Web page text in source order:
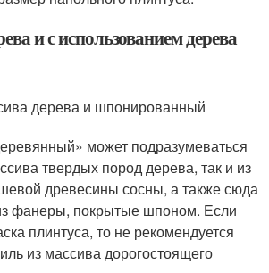
и с использованием дерева
дерева и шпонированный
может подразумеваться
твердых пород дерева, так и из
древесины сосны, а также сюда
фанеры, покрытые шпоном. Если
плинтуса, то не рекомендуется
из массива дорогостоящего